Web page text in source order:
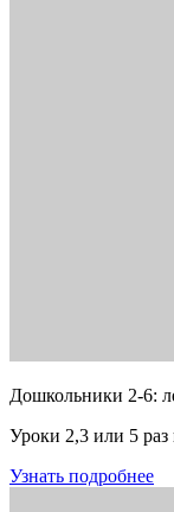
Дошкольники 2-6:
Уроки 2,3 или 5 раз
Узнать подробнее